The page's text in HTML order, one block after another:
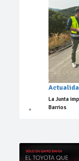
La Junta
Barrios